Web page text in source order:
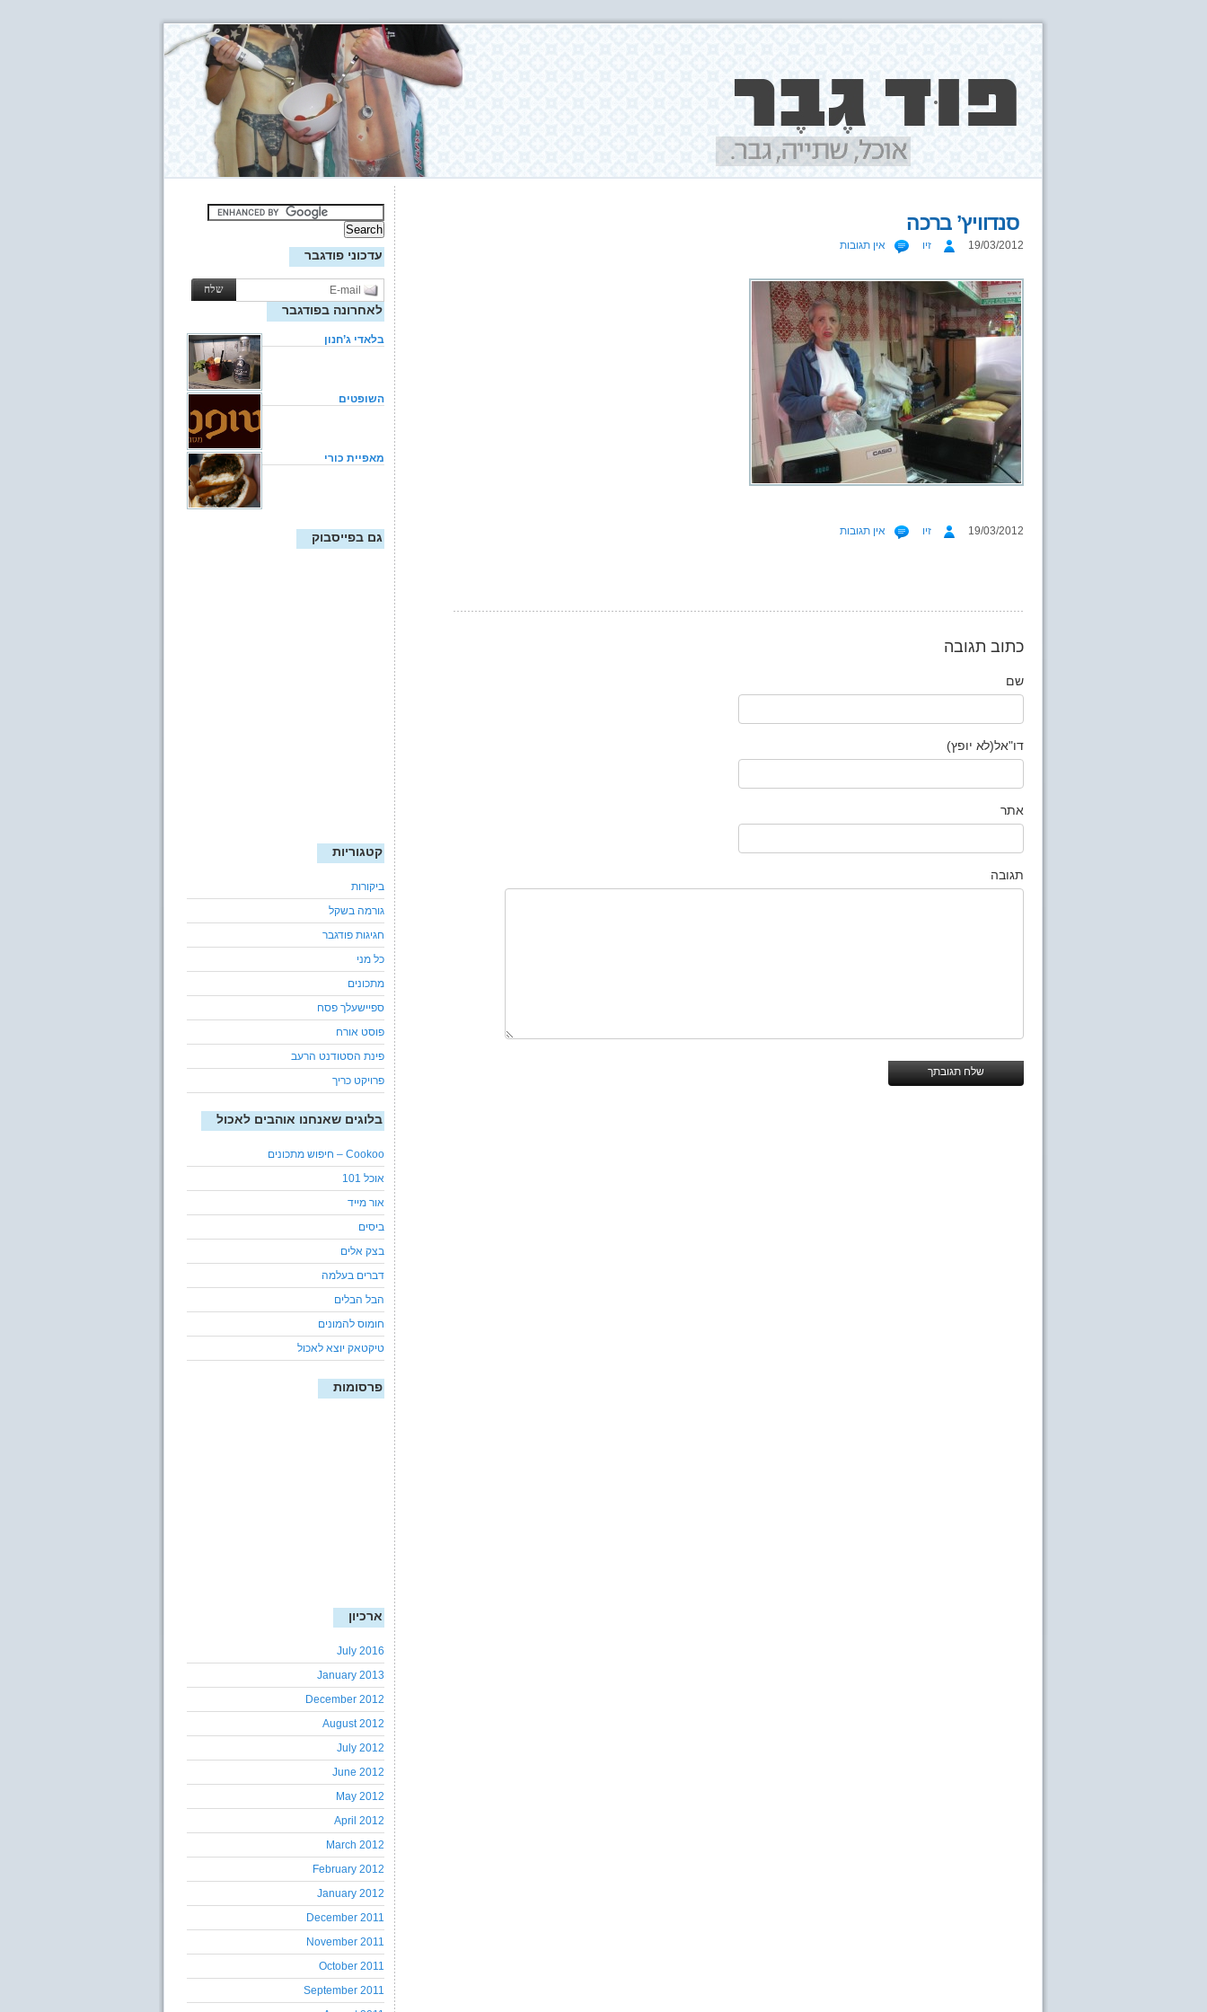
סנדוויץ’ ברכה
19/03/2012 זיו אין תגובות
19/03/2012 זיו אין תגובות
כתוב תגובה
שם
דו"אל(לא יופץ)
אתר
תגובה
עדכוני פודגבר
לאחרונה בפודגבר
בלאדי ג’חנון
השופטים
מאפיית כורי
גם בפייסבוק
קטגוריות
ביקורות
גורמה בשקל
חגיגות פודגבר
כל מני
מתכונים
ספיישעלך פסח
פוסט אורח
פינת הסטודנט הרעב
פרויקט כריך
בלוגים שאנחנו אוהבים לאכול
Cookoo – חיפוש מתכונים
אוכל 101
אור מייד
ביסים
בצק אלים
דברים בעלמה
הבל הבלים
חומוס להמונים
טיקטאק יוצא לאכול
פרסומות
ארכיון
July 2016
January 2013
December 2012
August 2012
July 2012
June 2012
May 2012
April 2012
March 2012
February 2012
January 2012
December 2011
November 2011
October 2011
September 2011